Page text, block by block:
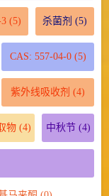
(5) 杀菌剂 (5)
CAS: 557-04-0(5)
紫外线吸收剂 (4)
物(4) 中秋节(4)